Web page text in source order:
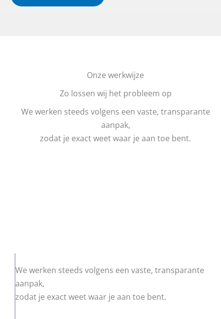
Onze werkwijze
Zo lossen wij het probleem op
We werken steeds volgens een vaste, transparante
aanpak,
zodat je exact weet waar je aan toe bent.
We werken steeds volgens een vaste, transparante
aanpak,
zodat je exact weet waar je aan toe bent.